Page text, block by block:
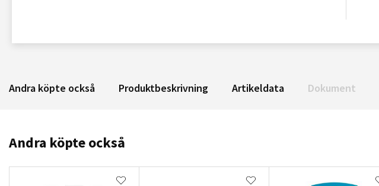
Andra köpte också Produktbeskrivning Artikeldata Dokument
Andra köpte också